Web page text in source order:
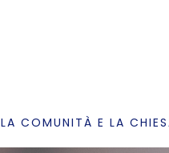
LA COMUNITÀ E LA